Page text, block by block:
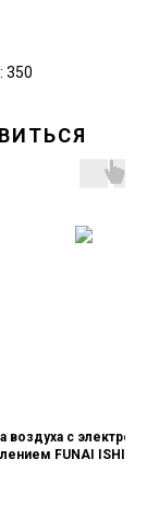
350
воздуха с
FUNAI ISHI